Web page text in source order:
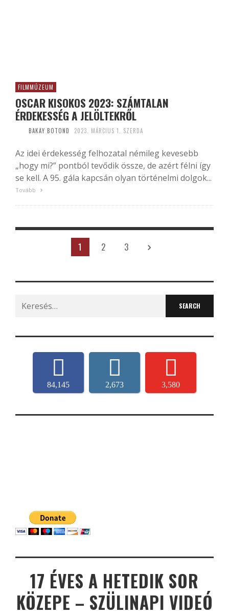
FILMMÚZEUM
OSCAR KISOKOS 2023: SZÁMTALAN
ÉRDEKESSÉG A JELÖLTEKRŐL
BAKAY BOTOND 2023. MÁRCIUS 1. SZERDA
Az idei érdekesség felhozatal némileg kevesebb
„hogy mi?” pontból tevődik össze, de azért félni így
se kell. A 95. gála kapcsán olyan történelmi dolgok...
Tovább
1 2 3
Search
for:
84,145 2,673 3,580
17 ÉVES A HETEDIK SOR
KÖZEPE – SZÜLINAPI VIDEÓ